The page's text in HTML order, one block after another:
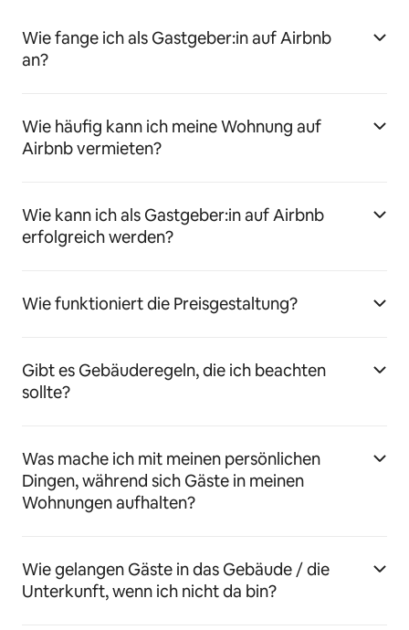
Wie fange ich als Gastgeber:in auf Airbnb
an?
Wie häufig kann ich meine Wohnung auf
Airbnb vermieten?
Wie kann ich als Gastgeber:in auf Airbnb
erfolgreich werden?
Wie funktioniert die Preisgestaltung?
Gibt es Gebäuderegeln, die ich beachten
sollte?
Was mache ich mit meinen persönlichen
Dingen, während sich Gäste in meinen
Wohnungen aufhalten?
Wie gelangen Gäste in das Gebäude / die
Unterkunft, wenn ich nicht da bin?